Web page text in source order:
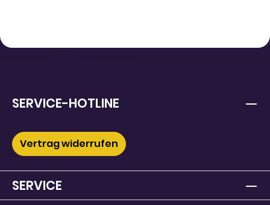
SERVICE-HOTLINE
Vertrag widerrufen
SERVICE